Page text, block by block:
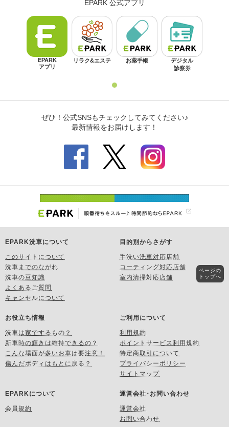
EPARK洗車について
このサイトについて
洗車までのながれ
洗車の豆知識
よくあるご質問
キャンセルについて
目的別からさがす
手洗い洗車対応店舗
コーティング対応店舗
室内清掃対応店舗
お役立ち情報
洗車は家でするもの？
新車時の輝きは維持できるの？
こんな場面が多いお車は要注意！
傷んだボディはもとに戻る？
ご利用について
利用規約
ポイントサービス利用規約
特定商取引について
プライバシーポリシー
サイトマップ
EPARKについて
会員規約
運営会社･お問い合わせ
運営会社
お問い合わせ
ページの
トップへ